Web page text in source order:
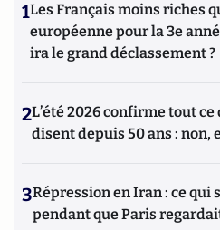
1Les Français moins riches
européenne pour la 3e
ira le grand déclassement ?
2L’été 2026 confirme tout
disent depuis 50 ans : non,
3Répression en Iran : ce qui
pendant que Paris